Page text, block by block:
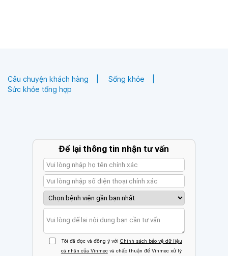
Câu chuyện khách hàng
Sống khỏe
Sức khỏe tổng hợp